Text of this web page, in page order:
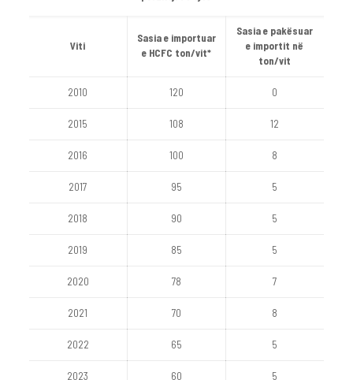
Viti
Sasia e importuar
e HCFC ton/vit*
Sasia e pakësuar
e importit në
ton/vit
2010 120 0
2015 108 12
2016 100 8
2017 95 5
2018 90 5
2019 85 5
2020 78 7
2021 70 8
2022 65 5
2023 60 5